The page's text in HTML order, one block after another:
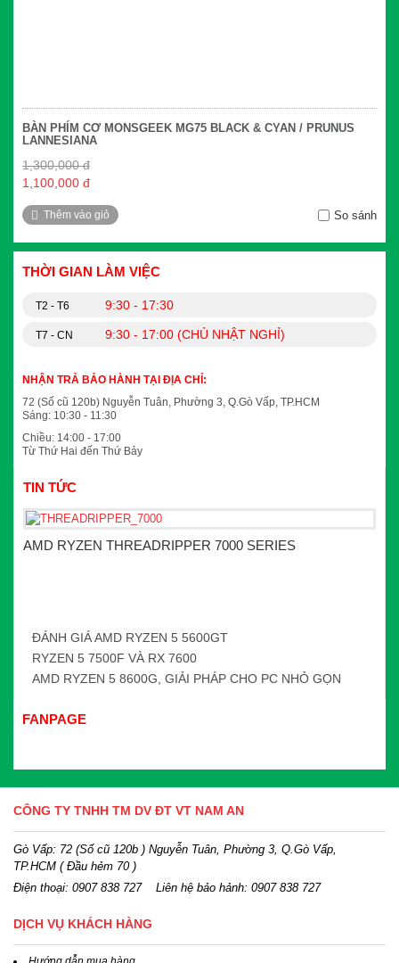
BÀN PHÍM CƠ MONSGEEK MG75 BLACK & CYAN / PRUNUS
LANNESIANA
1,300,000 đ
1,100,000 đ
Thêm vào giỏ So sánh
THỜI GIAN LÀM VIỆC
T2 - T6 9:30 - 17:30
T7 - CN 9:30 - 17:00 (CHỦ NHẬT NGHỈ)
NHẬN TRẢ BẢO HÀNH TẠI ĐỊA CHỈ:
72 (Số cũ 120b) Nguyễn Tuân, Phường 3, Q.Gò Vấp, TP.HCM
Sáng: 10:30 - 11:30
Chiều: 14:00 - 17:00
Từ Thứ Hai đến Thứ Bảy
TIN TỨC
AMD RYZEN THREADRIPPER 7000 SERIES
ĐÁNH GIÁ AMD RYZEN 5 5600GT
RYZEN 5 7500F VÀ RX 7600
AMD RYZEN 5 8600G, GIẢI PHÁP CHO PC NHỎ GỌN
FANPAGE
CÔNG TY TNHH TM DV ĐT VT NAM AN
Gò Vấp: 72 (Số cũ 120b ) Nguyễn Tuân, Phường 3, Q.Gò Vấp,
TP.HCM ( Đầu hẻm 70 )
Điện thoại: 0907 838 727Liên hệ bảo hảnh: 0907 838 727
DỊCH VỤ KHÁCH HÀNG